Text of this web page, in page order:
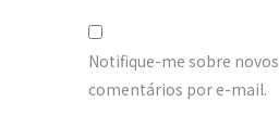
Notifique-me sobre novos
comentários por e-mail.